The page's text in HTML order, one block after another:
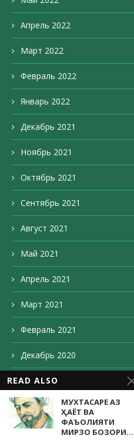
Апрель 2022
Март 2022
Февраль 2022
Январь 2022
Декабрь 2021
Ноябрь 2021
Октябрь 2021
Сентябрь 2021
Август 2021
Май 2021
Апрель 2021
Март 2021
Февраль 2021
Декабрь 2020
Ноябрь 2020
Октябрь 2020
Сентябрь 2020
READ ALSO
МУХТАСАРЕ АЗ
ҲАЁТ ВА
ФАЪОЛИЯТИ
МИРЗО БОЗОРИ...